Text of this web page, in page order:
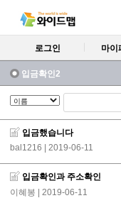
로그인 마이
입금확인2
입금했습니다
bal1216
| 2019-06-11
입금확인과 주소확인
이혜봉
| 2019-06-11